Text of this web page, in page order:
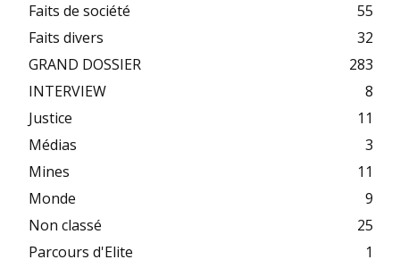
Faits de société
55
Faits divers
32
GRAND DOSSIER
283
INTERVIEW
8
Justice
11
Médias
3
Mines
11
Monde
9
Non classé
25
Parcours d'Elite
1